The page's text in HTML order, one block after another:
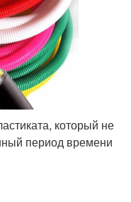
который не
период времени